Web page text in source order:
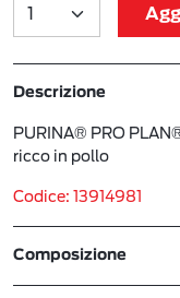
Descrizione
PURINA® PRO
ricco in pollo
Codice: 13914981
Composizione